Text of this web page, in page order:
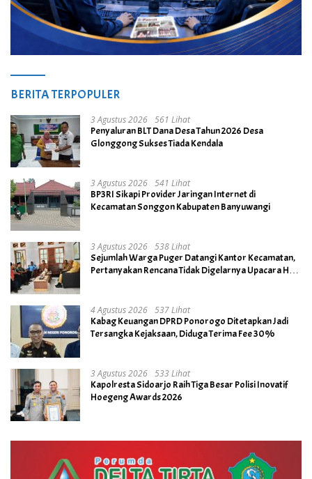
BERITA TERPOPULER
3 Agustus 2026 561 Lihat
Penyaluran BLT Dana Desa Tahun 2026 Desa
Glonggong Sukses Tiada Kendala
3 Agustus 2026 541 Lihat
BP3RI Sikapi Provider Jaringan Internet di
Kecamatan Songgon Kabupaten Banyuwangi
3 Agustus 2026 538 Lihat
Sejumlah Warga Puger Datangi Kantor Kecamatan,
Pertanyakan Rencana Tidak Digelarnya Upacara HUT
4 Agustus 2026 537 Lihat
Kabag Keuangan DPRD Ponorogo Ditetapkan Jadi
Tersangka Kejaksaan, Diduga Terima Fee 30%
3 Agustus 2026 533 Lihat
Kapolresta Sidoarjo Raih Tiga Besar Polisi Inovatif
Hoegeng Awards 2026